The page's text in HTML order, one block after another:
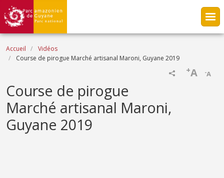
Aller au contenu principal
Fil d'Ariane
Accueil
Vidéos
Course de pirogue Marché artisanal Maroni, Guyane 2019
-A
+A
Name
Course de pirogue
Marché artisanal Maroni,
Guyane 2019